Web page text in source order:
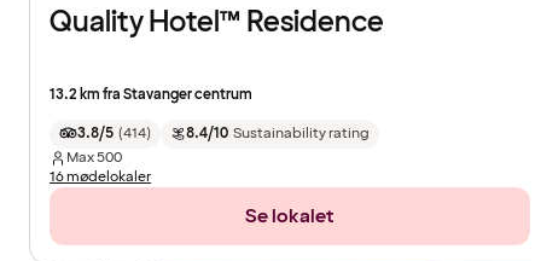
Quality Hotel™ Residence
13.2 km fra Stavanger centrum
3.8/5 (414) 8.4/10 Sustainability rating
Max500
16 mødelokaler
Se lokalet